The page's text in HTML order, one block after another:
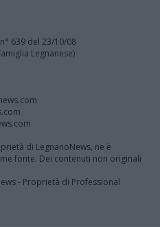
639 del 23/10/08
Legnanese)
di LegnanoNews, ne è
fonte. Dei contenuti non originali
- Proprietà di Professional